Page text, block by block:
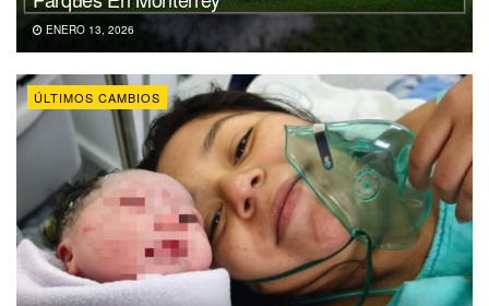
ENERO 13, 2026
ÚLTIMOS CAMBIOS